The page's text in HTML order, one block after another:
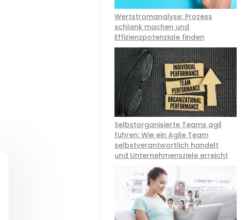
Wertstromanalyse: Prozess
schlank machen und
Effizienzpotenziale finden
Selbstorganisierte Teams agil
führen: Wie ein Agile Team
selbstverantwortlich handelt
und Unternehmensziele erreicht